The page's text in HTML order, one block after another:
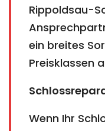
Rippoldsau-
ein breites
Preisklassen
Wenn Ihr